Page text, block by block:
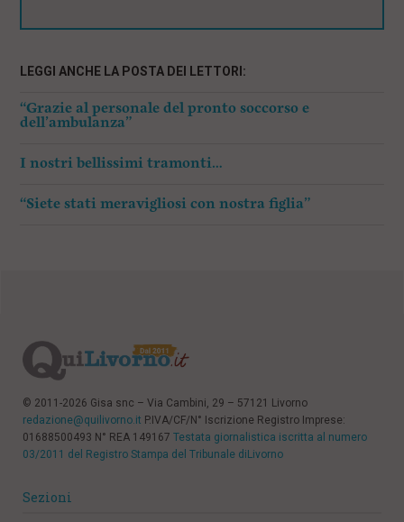
LEGGI ANCHE LA POSTA DEI LETTORI:
“Grazie al personale del pronto soccorso e
dell’ambulanza”
I nostri bellissimi tramonti…
“Siete stati meravigliosi con nostra figlia”
© 2011-2026 Gisa snc – Via Cambini, 29 – 57121 Livorno
redazione@quilivorno.it P.IVA/CF/N° Iscrizione Registro Imprese:
01688500493 N° REA 149167 Testata giornalistica iscritta al numero
03/2011 del Registro Stampa del Tribunale diLivorno
Sezioni